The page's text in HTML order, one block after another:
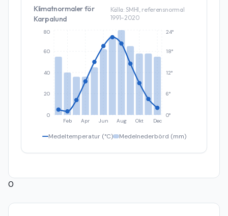
Klimatnormaler för
Karpalund
Källa: SMHI, referensnormal
1991–2020
Feb Apr Jun Aug Okt Dec
0
20
40
60
80
0°
6°
12°
18°
24°
Medeltemperatur (°C) Medelnederbörd (mm)
0